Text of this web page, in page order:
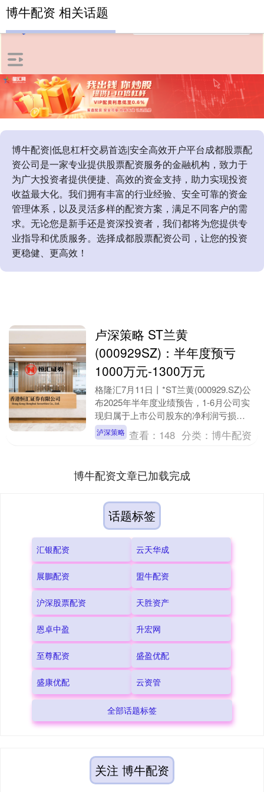
博牛配资|低息杠杆交易首选|安全高效开户平台成都股票配
资公司是一家专业提供股票配资服务的金融机构，致力于
为广大投资者提供便捷、高效的资金支持，助力实现投资
收益最大化。我们拥有丰富的行业经验、安全可靠的资金
管理体系，以及灵活多样的配资方案，满足不同客户的需
求。无论您是新手还是资深投资者，我们都将为您提供专
业指导和优质服务。选择成都股票配资公司，让您的投资
更稳健、更高效！
博牛配资 相关话题
卢深策略 ST兰黄
(000929SZ)：半年度预亏
1000万元-1300万元
格隆汇7月11日丨*ST兰黄(000929.SZ)公
布2025年半年度业绩预告，1-6月公司实
现归属于上市公司股东的净利润亏损
1,300万元至1,000万元，扣....
泸深策略 查看： 148 分类：博牛配资
博牛配资文章已加载完成
话题标签
汇银配资 云天华成
展鵬配资 盟牛配资
沪深股票配资 天胜资产
恩卓中盈 升宏网
至尊配资 盛盈优配
盛康优配 云资管
全部话题标签
关注 博牛配资